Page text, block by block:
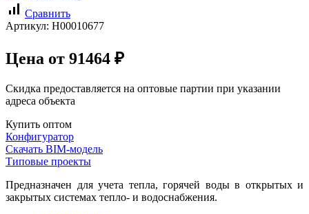
signal_cellular_alt
Сравнить
Артикул: Н00010677
Цена от 91464 ₽
Скидка предоставляется на оптовые партии при указании
адреса объекта
Купить оптом
Конфигуратор
Скачать BIM-модель
Типовые проекты
Предназначен для учета тепла, горячей воды в открытых и
закрытых системах тепло- и водоснабжения.